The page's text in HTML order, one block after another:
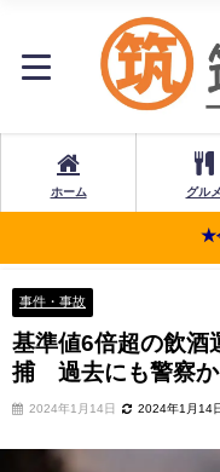
ホーム グルメ
★
事件・事故
基準値6倍超の飲酒
捕 過去にも警察か
2024年1月14日 2024年1月14